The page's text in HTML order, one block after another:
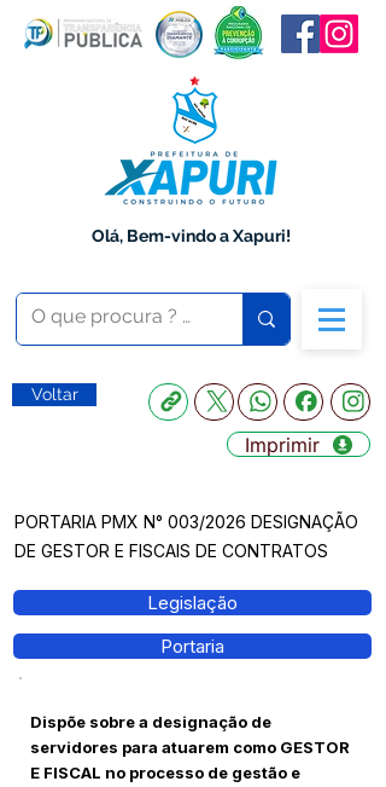
Olá, Bem-vindo a Xapuri!
Voltar
Imprimir
PORTARIA PMX N° 003/2026 DESIGNAÇÃO
DE GESTOR E FISCAIS DE CONTRATOS
Legislação
Portaria
Dispõe sobre a designação de
servidores para atuarem como GESTOR
E FISCAL no processo de gestão e